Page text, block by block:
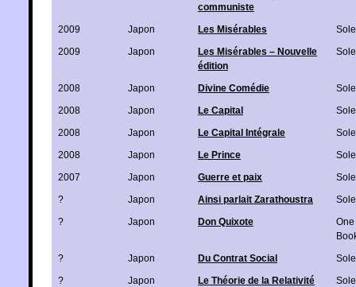
communiste
2009 Japon Les Misérables
2009
Japon
Les Misérables – Nouvelle
édition
2008 Japon Divine Comédie
2008
Japon Le Capital
2008
Japon Le Capital Intégrale
2008
Japon Le Prince
2007
Japon Guerre et paix
?
Japon Ainsi parlait Zarathoustra
?
Japon Don Quixote
?
Japon Du Contrat Social
?
Japon Le Théorie de la Relativité